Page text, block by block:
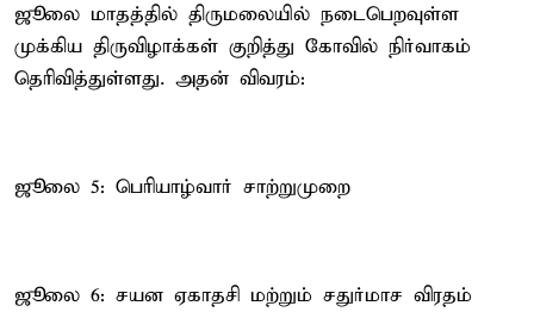
ஜூலை மாதத்தில் திருமலையில் நடைபெறவுள்ள
முக்கிய திருவிழாக்கள் குறித்து கோவில் நிர்வாகம்
தெரிவித்துள்ளது. அதன் விவரம்:
ஜூலை 5: பெரியாழ்வார் சாற்றுமுறை
ஜூலை 6: சயன ஏகாதசி மற்றும் சதுர்மாச விரதம்